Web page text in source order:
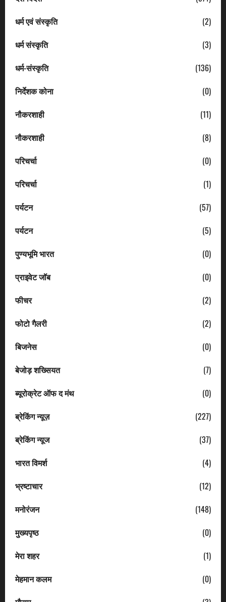
धर्म एवं संस्कृति
(2)
धर्म संस्कृति
(3)
धर्म-संस्कृति
(136)
निर्देशक कोना
(0)
नौकरशाही
(11)
नौकरशाही
(8)
परिचर्चा
(0)
परिचर्चा
(1)
पर्यटन
(57)
पर्यटन
(5)
पुण्यभूमि भारत
(0)
प्राइवेट जॉब
(0)
फीचर
(2)
फोटो गैलरी
(2)
बिजनेस
(0)
बेजोड़ शख्सियत
(7)
ब्यूरोक्रेट ऑफ द मंथ
(0)
ब्रेकिंग न्यूज़
(227)
ब्रेकिंग न्यूज
(37)
भारत विमर्श
(4)
भ्रष्टाचार
(12)
मनोरंजन
(148)
मुख्यपृष्ठ
(0)
मेरा शहर
(1)
मेहमान कलम
(0)